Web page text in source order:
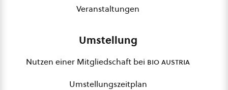
Veranstaltungen
Umstellung
Nutzen einer Mitgliedschaft bei bio austria
Umstellungszeitplan